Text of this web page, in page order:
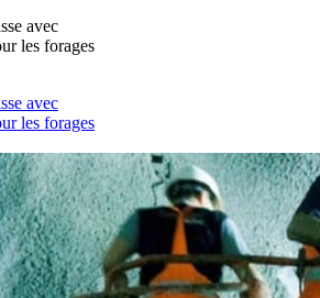
avec
les forages
avec
les forages